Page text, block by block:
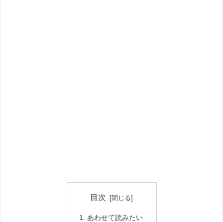
目次
あわせて読みたい